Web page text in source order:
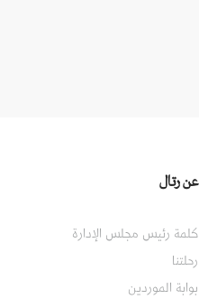
عن رتال
كلمة رئيس مجلس الإدارة
رحلتنا
بوابة الموردين